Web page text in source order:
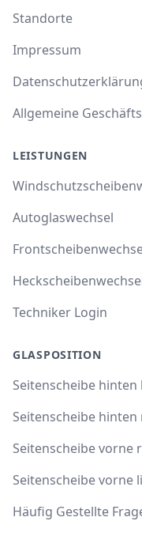
Standorte
Impressum
Allgemeine
LEISTUNGEN
Autoglaswechsel
Techniker Login
GLASPOSITION
Seitenscheibe hinten
Seitenscheibe hinten
Seitenscheibe vorne
Seitenscheibe vorne
Häufig Gestellte